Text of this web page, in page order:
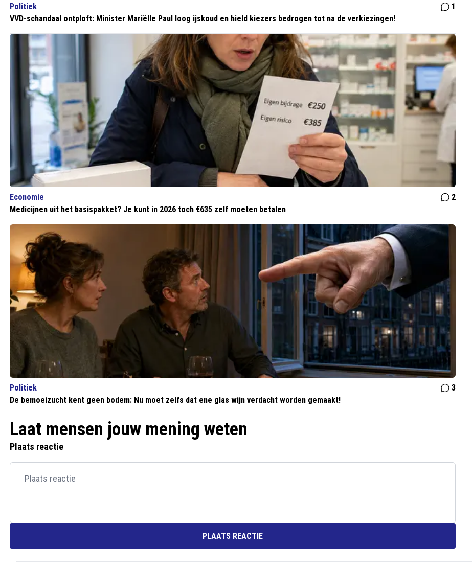
Politiek
1
VVD-schandaal ontploft: Minister Mariëlle Paul loog ijskoud en hield kiezers bedrogen tot na de verkiezingen!
Economie
2
Medicijnen uit het basispakket? Je kunt in 2026 toch €635 zelf moeten betalen
Politiek
3
De bemoeizucht kent geen bodem: Nu moet zelfs dat ene glas wijn verdacht worden gemaakt!
Laat mensen jouw mening weten
Plaats reactie
PLAATS REACTIE